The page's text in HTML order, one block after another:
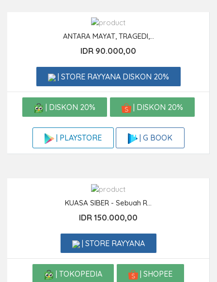
ANTARA MAYAT, TRAGEDI,...
IDR 90.000,00
| STORE RAYYANA DISKON 20%
| DISKON 20% | DISKON 20%
| PLAYSTORE | G BOOK
KUASA SIBER - Sebuah R...
IDR 150.000,00
| STORE RAYYANA
| TOKOPEDIA | SHOPEE